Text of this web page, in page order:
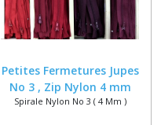
Petites Fermetures Jupes
No 3 , Zip Nylon 4 mm
Spécial Jupe , sur mesure 20
Spirale Nylon No 3 ( 4 Mm )